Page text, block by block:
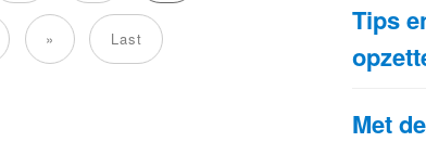
» Last
Tips
Met